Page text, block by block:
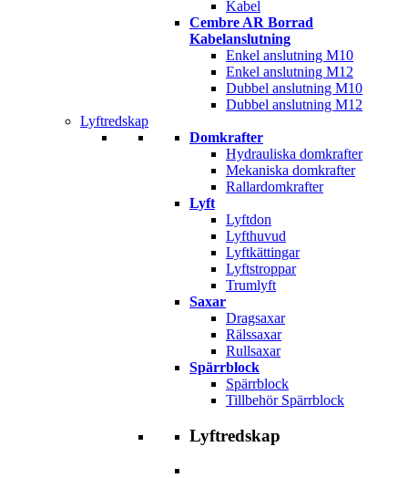
Kabel
Cembre AR Borrad
Kabelanslutning
Enkel anslutning M10
Enkel anslutning M12
Dubbel anslutning M10
Dubbel anslutning M12
Lyftredskap
Domkrafter
Hydrauliska domkrafter
Mekaniska domkrafter
Rallardomkrafter
Lyft
Lyftdon
Lyfthuvud
Lyftkättingar
Lyftstroppar
Trumlyft
Saxar
Dragsaxar
Rälssaxar
Rullsaxar
Spärrblock
Spärrblock
Tillbehör Spärrblock
Lyftredskap